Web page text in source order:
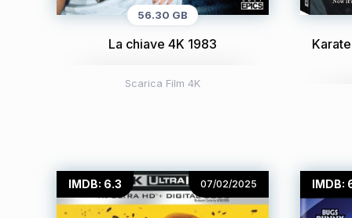
56.30 GB
La chiave 4K 1983
Scarica Film 4K
IMDB: 6.3 07/02/2025 IMDB: